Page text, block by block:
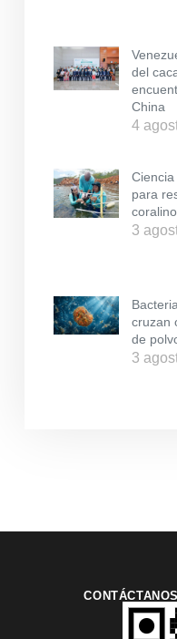
del
China
4
para
3
cruzan
de
3